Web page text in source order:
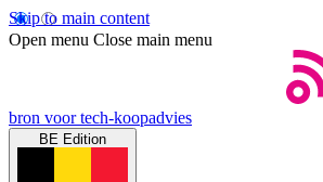
Skip to main content
Open menu Close main menu
bron voor tech-koopadvies
BE Edition